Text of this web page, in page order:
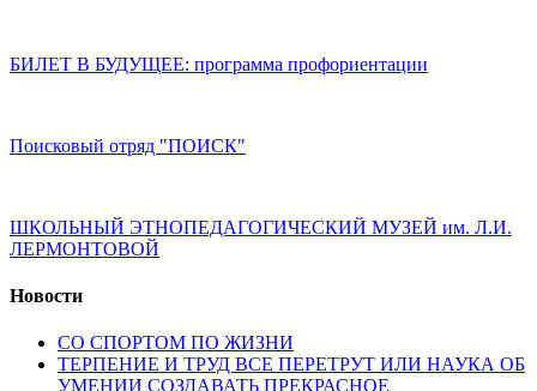
БИЛЕТ В БУДУЩЕЕ: программа профориентации
Поисковый отряд "ПОИСК"
ШКОЛЬНЫЙ ЭТНОПЕДАГОГИЧЕСКИЙ МУЗЕЙ им. Л.И.
ЛЕРМОНТОВОЙ
Новости
СО СПОРТОМ ПО ЖИЗНИ
ТЕРПЕНИЕ И ТРУД ВСЕ ПЕРЕТРУТ ИЛИ НАУКА ОБ
УМЕНИИ СОЗДАВАТЬ ПРЕКРАСНОЕ